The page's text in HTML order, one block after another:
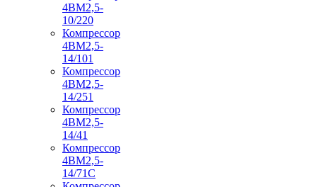
4ВМ2,5-
10/220
Компрессор
4ВМ2,5-
14/101
Компрессор
4ВМ2,5-
14/251
Компрессор
4ВМ2,5-
14/41
Компрессор
4ВМ2,5-
14/71C